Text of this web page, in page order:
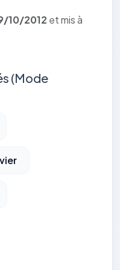
10/2012 et mis à
(Mode